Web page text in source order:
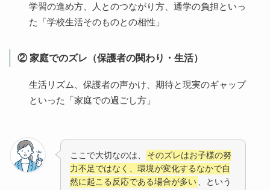
学習の進め方、人とのつながり方、通学の負担といっ
た「学校生活そのものとの相性」
② 家庭でのズレ（保護者の関わり・生活）
生活リズム、保護者の声かけ、期待と現実のギャップ
といった「家庭での過ごし方」
ここで大切なのは、
そのズレはお子様の努
力不足ではなく、環境が変化するなかで自
然に起こる反応である場合が多い 、という